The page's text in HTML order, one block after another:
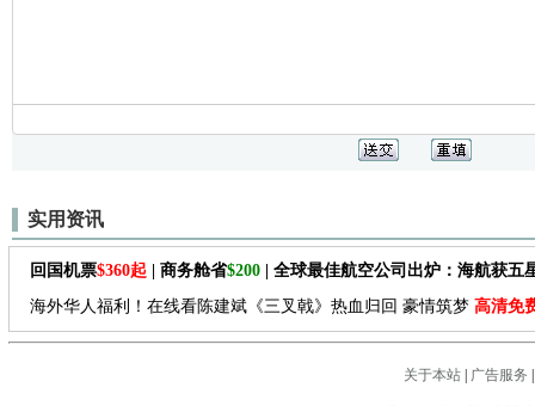
实用资讯
回国机票$360起 | 商务舱省$200 | 全球最佳航空公司出炉：海航获五
海外华人福利！在线看陈建斌《三叉戟》热血归回 豪情筑梦 高清免
关于本站| 广告服务